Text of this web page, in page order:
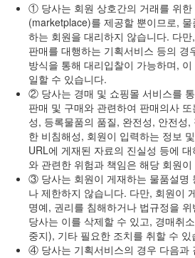
① 당사는 회원 상호간의 거래를 위한
(marketplace)를 제공할 뿐이므로,
하는 회원을 대리하지 않습니다. 다
판매를 대행하는 기획서비스 등의 경
방식을 통해 대리입찰이 가능하며,
일할 수 있습니다.
② 당사는 경매 및 쇼핑몰 서비스를
판매 및 구매와 관련하여 판매의사
성, 등록물품의 품질, 완전성, 안전성
한 비침해성, 회원이 입력하는 정보
URL에 게재된 자료의 진실성 등에
와 관련한 위험과 책임은 해당 회원
③ 당사는 회원이 게재하는 물품설명
나 제한하지 않습니다. 다만, 회원이
명예, 권리를 침해하거나 법규정을
당사는 이를 삭제할 수 있고, 경매취
중지), 기타 필요한 조치를 취할 수 있
④ 당사는 기획서비스의 경우 다음과